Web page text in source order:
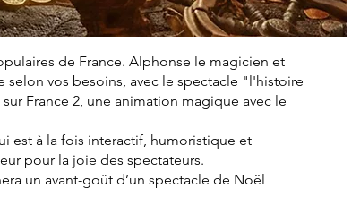
de France. Alphonse le magicien et
vos besoins, avec le spectacle "l'histoire
France 2, une animation magique avec le
est à la fois interactif, humoristique et
pour la joie des spectateurs.
un avant-goût d’un spectacle de Noël